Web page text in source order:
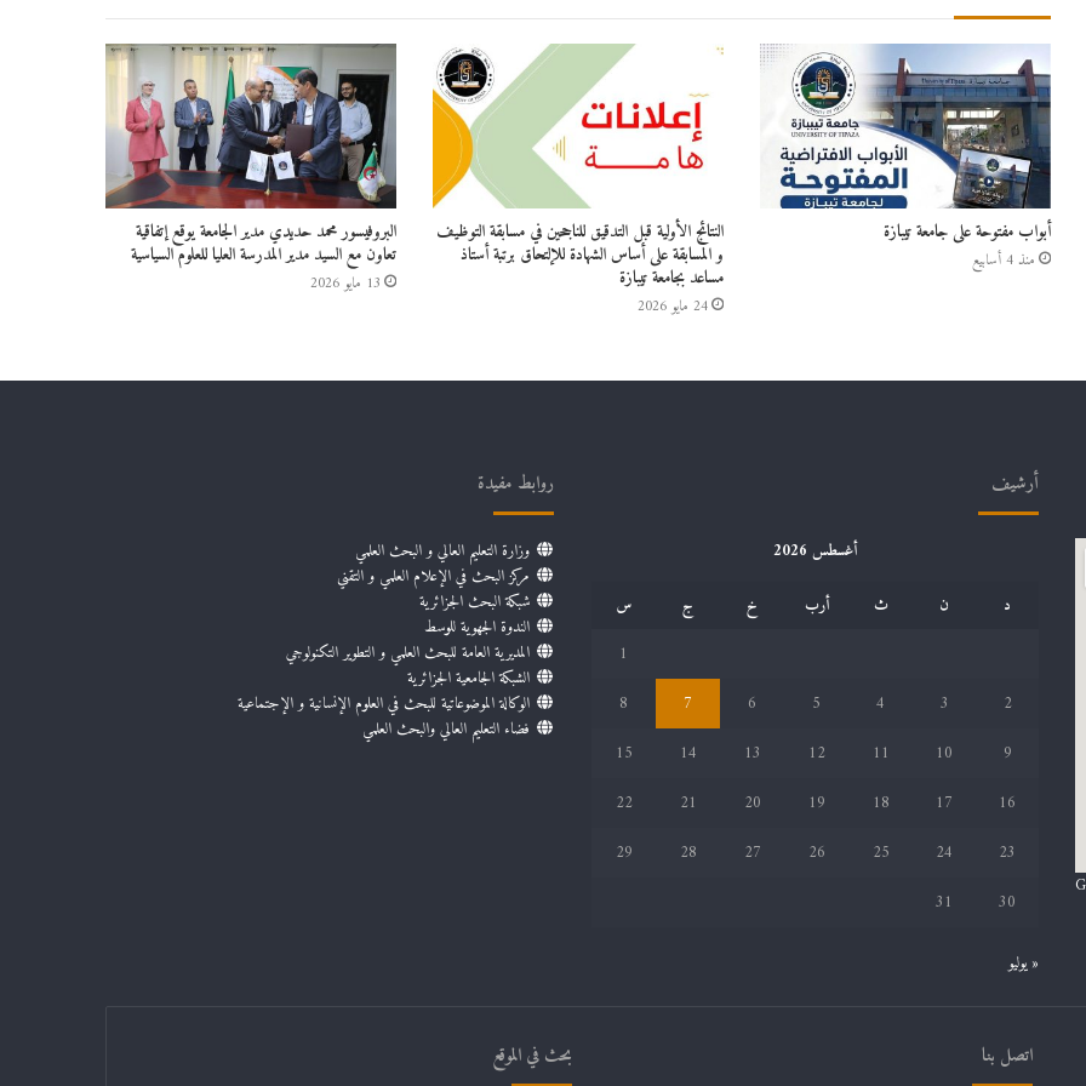
أبواب مفتوحة على جامعة تيبازة
منذ 4 أسابيع
النتائج الأولية قبل التدقيق للناجحين في مسابقة التوظيف
و المسابقة على أساس الشهادة للإلتحاق برتبة أستاذ
مساعد بجامعة تيبازة
24 مايو 2026
البروفيسور محمد حديدي مدير الجامعة يوقع إتفاقية
تعاون مع السيد مدير المدرسة العليا للعلوم السياسية
13 مايو 2026
أرشيف
أغسطس 2026
د
ن ث أرب خ ج
س
1
2
3
4
5
6
7
8
9
10
11
12
13
14
15
16
17
18
19
20
21
22
23
24
25
26
27
28
29
30
31
« يوليو
روابط مفيدة
وزارة التعليم العالي و البحث العلمي
مركز البحث في الإعلام العلمي و التقني
شبكة البحث الجزائرية
الندوة الجهوية للوسط
المديرية العامة للبحث العلمي و التطوير التكنولوجي
الشبكة الجامعية الجزائرية
الوكالة الموضوعاتية للبحث في العلوم الإنسانية و الإجتماعية
فضاء التعليم العالي والبحث العلمي
اتصل بنا بحث في الموقع